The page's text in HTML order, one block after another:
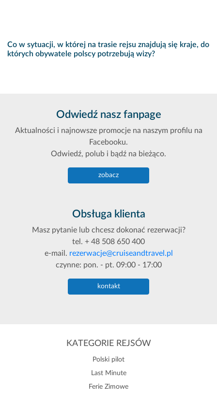
Co w sytuacji, w której na trasie rejsu znajdują się kraje, do
których obywatele polscy potrzebują wizy?
Odwiedź nasz fanpage
Aktualności i najnowsze promocje na naszym profilu na
Facebooku.
Odwiedź, polub i bądź na bieżąco.
zobacz
Obsługa klienta
Masz pytanie lub chcesz dokonać rezerwacji?
tel. + 48 508 650 400
e-mail. rezerwacje@cruiseandtravel.pl
czynne: pon. - pt. 09:00 - 17:00
kontakt
KATEGORIE REJSÓW
Polski pilot
Last Minute
Ferie Zimowe